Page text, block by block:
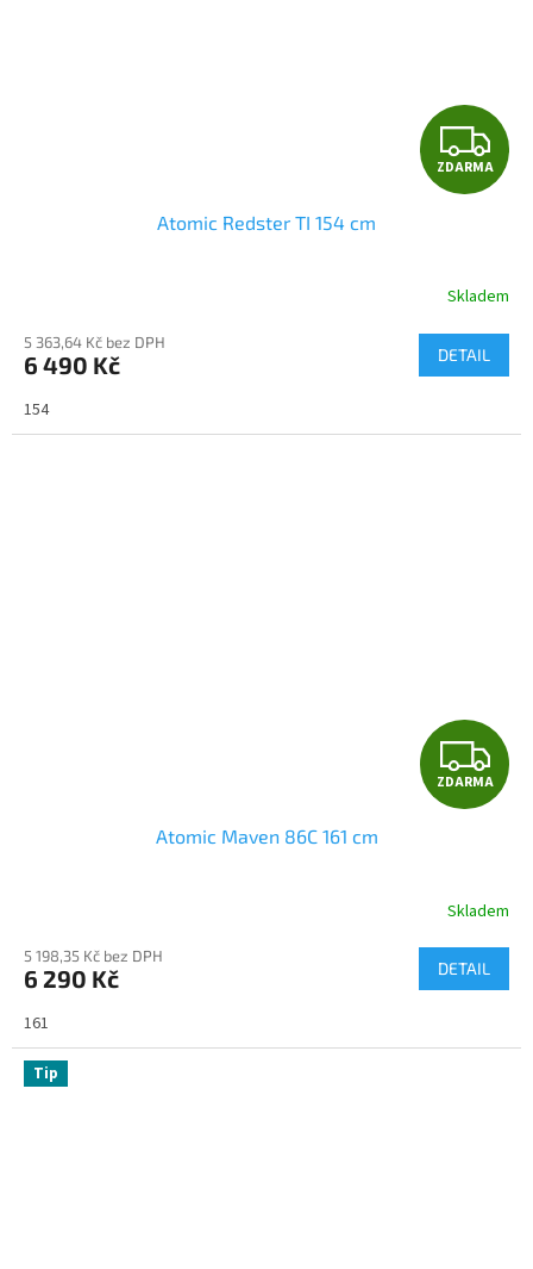
Z
D
R
M
A
ZDARMA
Atomic Redster TI 154 cm
Skladem
5 363,64 Kč bez DPH
6 490 Kč DETAIL
154
Z
D
R
M
A
ZDARMA
Atomic Maven 86C 161 cm
Skladem
5 198,35 Kč bez DPH
6 290 Kč DETAIL
161
Tip